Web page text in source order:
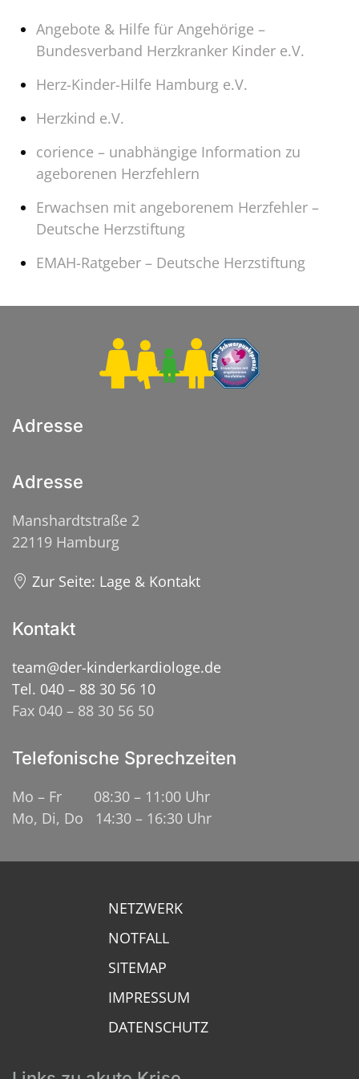
Angebote & Hilfe für Angehörige –
Bundesverband Herzkranker Kinder e.V.
Herz-Kinder-Hilfe Hamburg e.V.
Herzkind e.V.
corience – unabhängige Information zu
ageborenen Herzfehlern
Erwachsen mit angeborenem Herzfehler –
Deutsche Herzstiftung
EMAH-Ratgeber – Deutsche Herzstiftung
Adresse
Adresse
Manshardtstraße 2
22119 Hamburg
Zur Seite: Lage & Kontakt
Kontakt
team@der-kinderkardiologe.de
Tel. 040 – 88 30 56 10
Fax 040 – 88 30 56 50
Telefonische Sprechzeiten
Mo – Fr 08:30 – 11:00 Uhr
Mo, Di, Do 14:30 – 16:30 Uhr
NETZWERK
NOTFALL
SITEMAP
IMPRESSUM
DATENSCHUTZ